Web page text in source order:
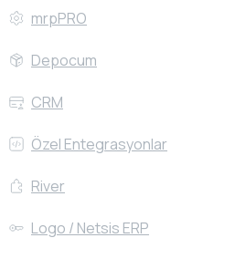
mrpPRO
Depocum
CRM
Özel Entegrasyonlar
River
Logo / Netsis ERP